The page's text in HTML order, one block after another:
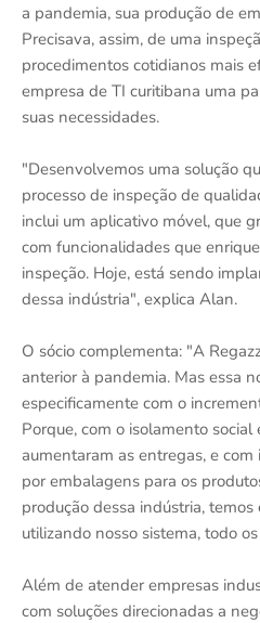
a pandemia, sua produção de
Precisava, assim, de uma
procedimentos cotidianos mais
empresa de TI curitibana uma
suas necessidades.
"Desenvolvemos uma solução
processo de inspeção de
inclui um aplicativo móvel, que
com funcionalidades que
inspeção. Hoje, está sendo
dessa indústria", explica Alan.
O sócio complementa: "A
anterior à pandemia. Mas essa
especificamente com o
Porque, com o isolamento
aumentaram as entregas, e
por embalagens para os
produção dessa indústria,
utilizando nosso sistema, todo
Além de atender empresas
com soluções direcionadas a